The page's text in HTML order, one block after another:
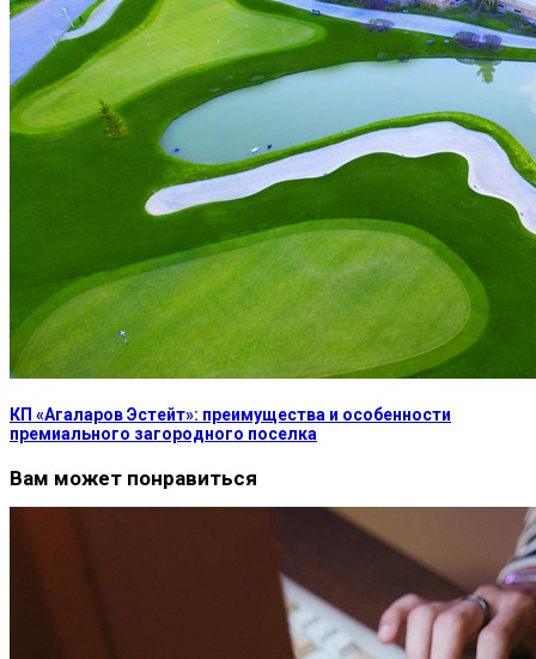
КП «Агаларов Эстейт»: преимущества и особенности
премиального загородного поселка
Вам может понравиться